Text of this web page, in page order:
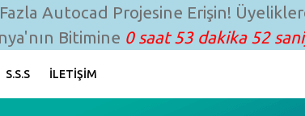
Autocad Projesine Erişin!
Bitimine 0 saat 53 dakika 51
S.S.S İLETIŞIM